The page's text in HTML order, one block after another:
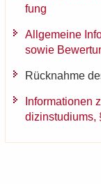
fung
All­ge­mei­ne
sowie
Rück­nah­me
In­for­ma­tio­nen
di­zin­stu­di­ums,